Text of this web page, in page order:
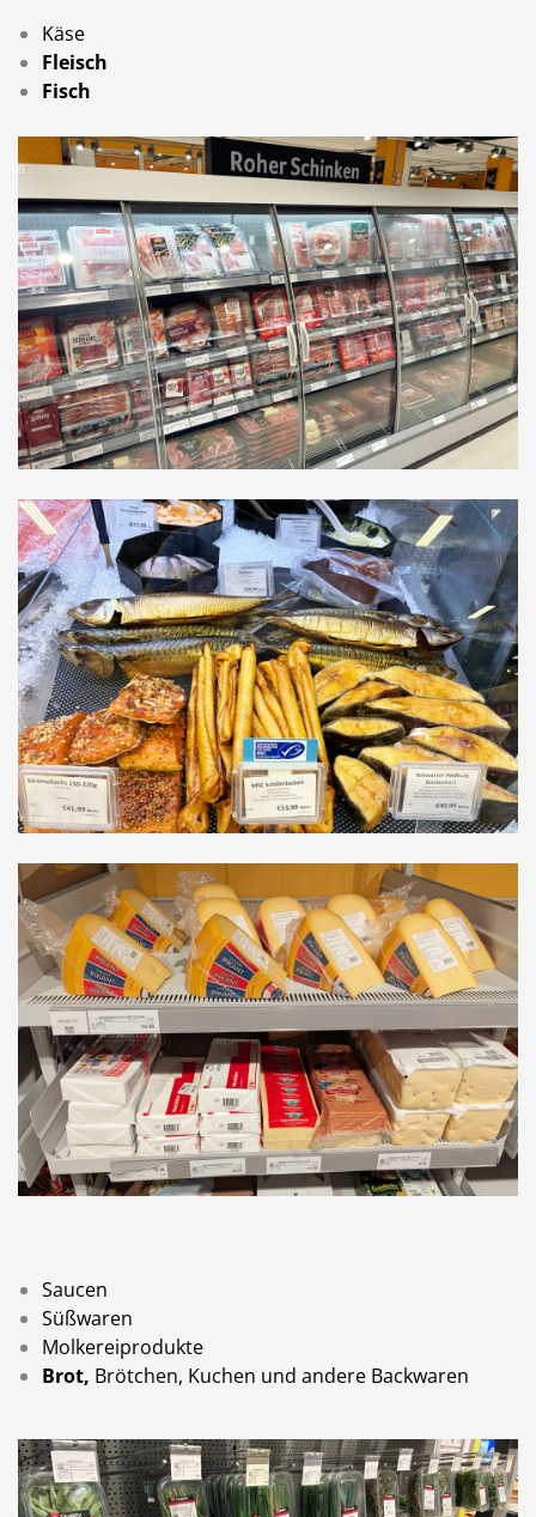
Käse
Fleisch
Fisch
Saucen
Süßwaren
Molkereiprodukte
Brot, Brötchen, Kuchen und andere Backwaren